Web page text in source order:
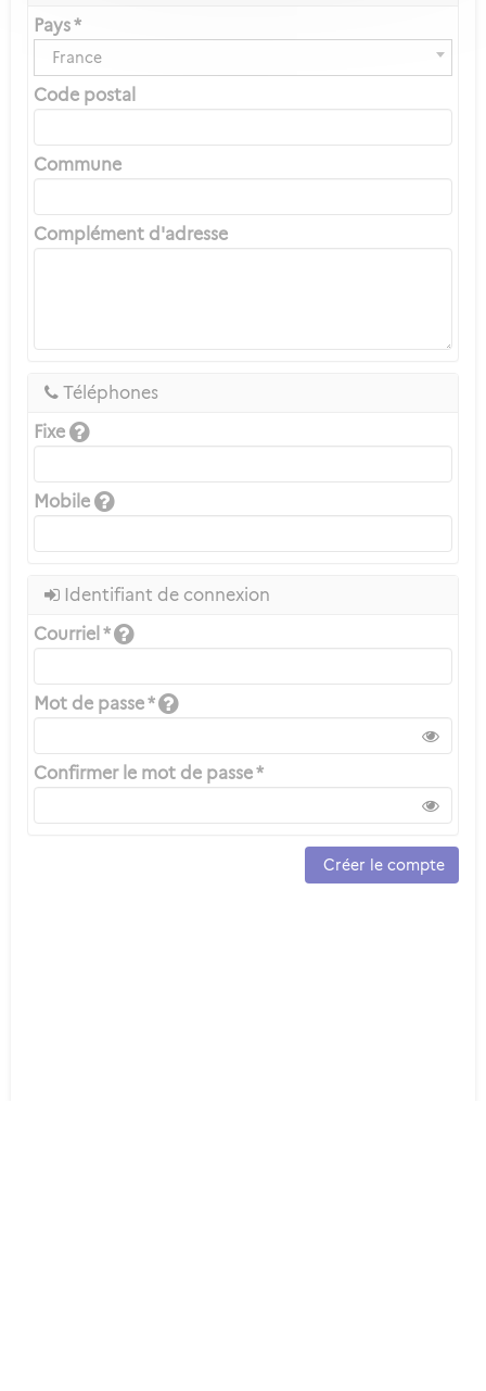
Pays *
France
Code postal
Commune
Complément d'adresse
Téléphones
Fixe
Mobile
Identifiant de connexion
Courriel *
Mot de passe *
Confirmer le mot de passe *
Créer le compte